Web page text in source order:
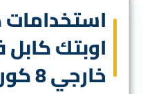
اوبتك كابل
خارجي 8 كور والتوافق